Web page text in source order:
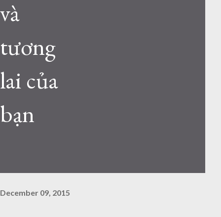
và
tương
lai của
bạn
December 09, 2015